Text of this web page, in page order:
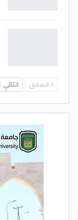
السابق التالي